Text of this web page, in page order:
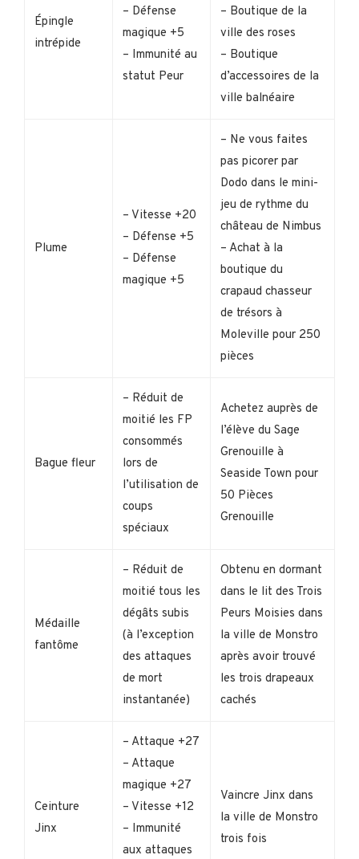
Épingle
intrépide
– Défense
magique +5
– Immunité au
statut Peur
– Boutique de la
ville des roses
– Boutique
d’accessoires de la
ville balnéaire
Plume
– Vitesse +20
– Défense +5
– Défense
magique +5
– Ne vous faites
pas picorer par
Dodo dans le mini-
jeu de rythme du
château de Nimbus
– Achat à la
boutique du
crapaud chasseur
de trésors à
Moleville pour 250
pièces
Bague fleur
– Réduit de
moitié les FP
consommés
lors de
l’utilisation de
coups
spéciaux
Achetez auprès de
l’élève du Sage
Grenouille à
Seaside Town pour
50 Pièces
Grenouille
Médaille
fantôme
– Réduit de
moitié tous les
dégâts subis
(à l’exception
des attaques
de mort
instantanée)
Obtenu en dormant
dans le lit des Trois
Peurs Moisies dans
la ville de Monstro
après avoir trouvé
les trois drapeaux
cachés
Ceinture
Jinx
– Attaque +27
– Attaque
magique +27
– Vitesse +12
– Immunité
aux attaques
Vaincre Jinx dans
la ville de Monstro
trois fois